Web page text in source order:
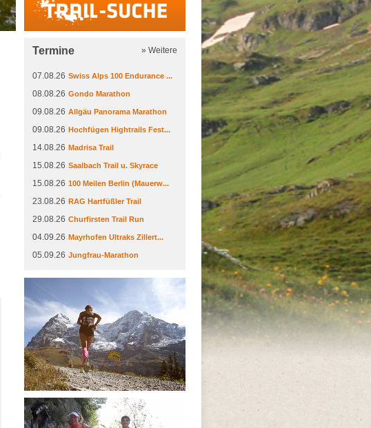
Termine » Weitere
07.08.26 Swiss Alps 100 Endurance ...
08.08.26 Gondo Marathon
09.08.26 Allgäu Panorama Marathon
09.08.26 Hochfügen Hightrails Fest...
14.08.26 Madrisa Trail
15.08.26 Saalbach Trail u. Skyrace
15.08.26 100 Meilen Berlin (Mauerw...
23.08.26 RAG Hartfüßler Trail
29.08.26 Churfirsten Trail Run
04.09.26 Mayrhofen Ultraks Zillert...
05.09.26 Jungfrau-Marathon